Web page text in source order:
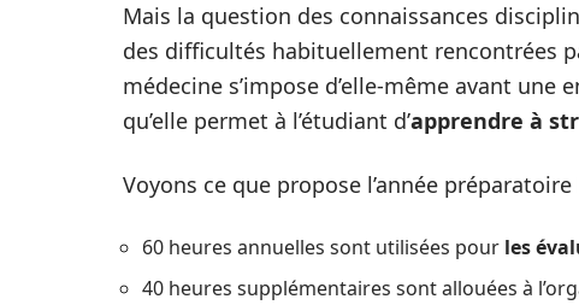
Mais la question des connaissances
des difficultés habituellement rencontrées
médecine s’impose d’elle-même avant une
qu’elle permet à l’étudiant d’apprendre à
Voyons ce que propose l’année
60 heures annuelles sont utilisées pour les
40 heures supplémentaires sont allouées à